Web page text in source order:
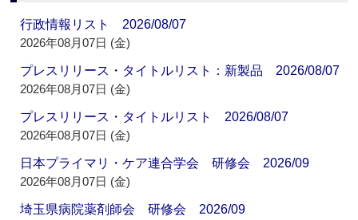
行政情報リスト 2026/08/07
2026年08月07日 (金)
プレスリリース・タイトルリスト：新製品 2026/08/07
2026年08月07日 (金)
プレスリリース・タイトルリスト 2026/08/07
2026年08月07日 (金)
日本プライマリ・ケア連合学会 研修会 2026/09
2026年08月07日 (金)
埼玉県病院薬剤師会 研修会 2026/09